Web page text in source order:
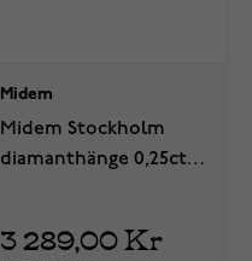
Midem
Midem Stockholm
diamanthänge 0,25ct
3 289,00 Kr